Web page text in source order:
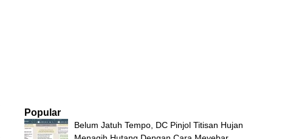
Popular
Belum Jatuh Tempo, DC Pinjol Titisan Hujan